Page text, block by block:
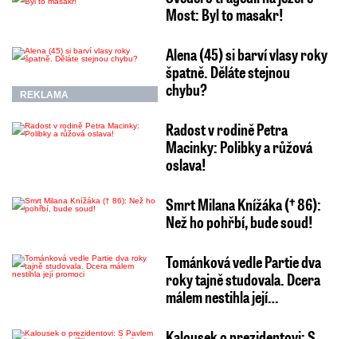
Most: Byl to masakr!
REKLAMA
Alena (45) si barví vlasy roky
špatně. Děláte stejnou
chybu?
Radost v rodině Petra
Macinky: Polibky a růžová
oslava!
Smrt Milana Knížáka († 86):
Než ho pohřbí, bude soud!
Tománková vedle Partie dva
roky tajně studovala. Dcera
málem nestihla její…